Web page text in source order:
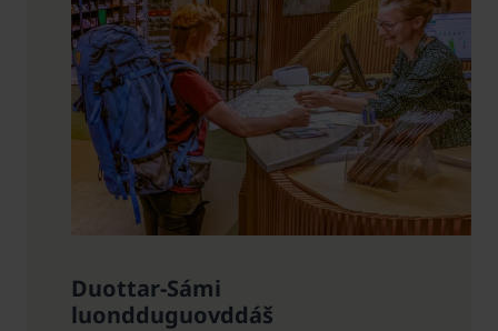
Duottar-Sámi
luondduguovddáš